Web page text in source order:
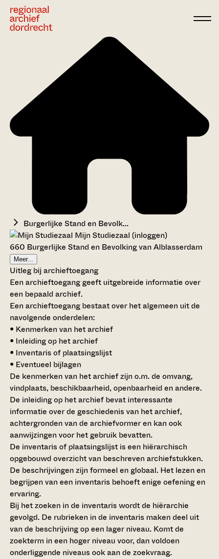
Burgerlijke Stand en Bevolk...
Mijn Studiezaal (inloggen)
660 Burgerlijke Stand en Bevolking van Alblasserdam
Meer...
Uitleg bij archieftoegang
Een archieftoegang geeft uitgebreide informatie over
een bepaald archief.
Een archieftoegang bestaat over het algemeen uit de
navolgende onderdelen:
• Kenmerken van het archief
• Inleiding op het archief
• Inventaris of plaatsingslijst
• Eventueel bijlagen
De kenmerken van het archief zijn o.m. de omvang,
vindplaats, beschikbaarheid, openbaarheid en andere.
De inleiding op het archief bevat interessante
informatie over de geschiedenis van het archief,
achtergronden van de archiefvormer en kan ook
aanwijzingen voor het gebruik bevatten.
De inventaris of plaatsingslijst is een hiërarchisch
opgebouwd overzicht van beschreven archiefstukken.
De beschrijvingen zijn formeel en globaal. Het lezen en
begrijpen van een inventaris behoeft enige oefening en
ervaring.
Bij het zoeken in de inventaris wordt de hiërarchie
gevolgd. De rubrieken in de inventaris maken deel uit
van de beschrijving op een lager niveau. Komt de
zoekterm in een hoger niveau voor, dan voldoen
onderliggende niveaus ook aan de zoekvraag.